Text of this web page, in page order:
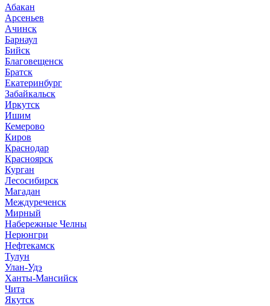
Абакан
Арсеньев
Ачинск
Барнаул
Бийск
Благовещенск
Братск
Екатеринбург
Забайкальск
Иркутск
Ишим
Кемерово
Киров
Краснодар
Красноярск
Курган
Лесосибирск
Магадан
Междуреченск
Мирный
Набережные Челны
Нерюнгри
Нефтекамск
Тулун
Улан-Удэ
Ханты-Мансийск
Чита
Якутск